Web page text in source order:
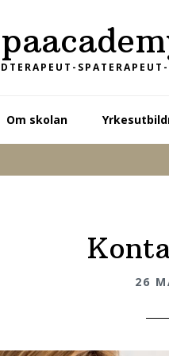
Om skolan
26